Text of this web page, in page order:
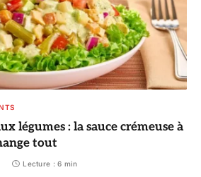
légumes : la sauce crémeuse à
tout
Lecture : 6 min